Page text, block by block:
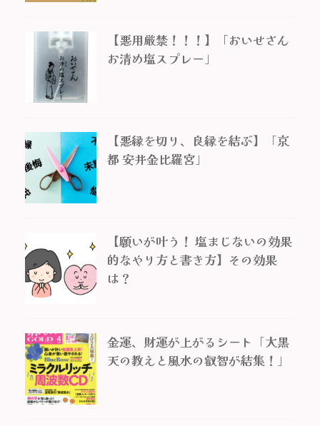
【悪用厳禁！！！】「おいせさん
お清め塩スプレー」
【悪縁を切り、良縁を結ぶ】「京
都 安井金比羅宮」
【願いが叶う！ 塩まじないの効果
的なやり方と書き方】その効果
は？
金運、財運が上がるシート「大黒
天の教えと風水の叡智が結集！」